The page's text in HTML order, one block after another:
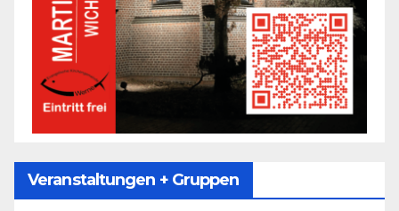
Veranstaltungen + Gruppen